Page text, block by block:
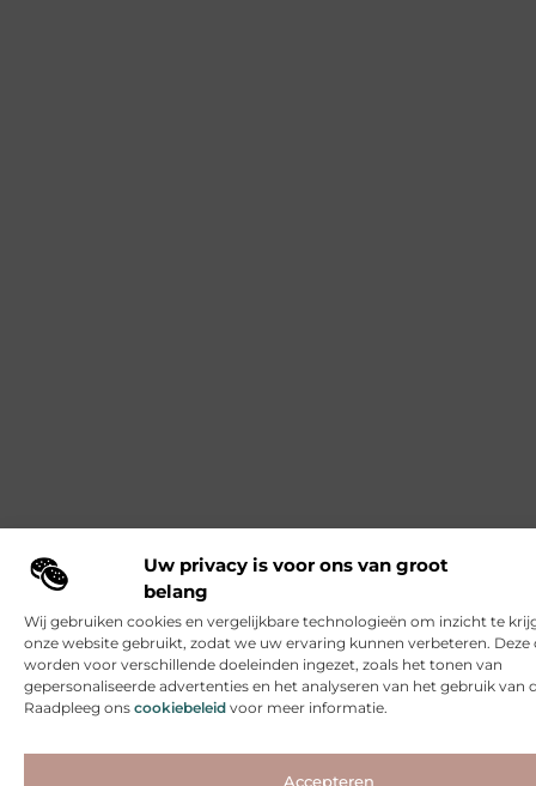
Uw privacy is voor ons van groot
belang
Wij gebruiken cookies en vergelijkbare technologieën om inzicht te
onze website gebruikt, zodat we uw ervaring kunnen verbeteren. Deze
worden voor verschillende doeleinden ingezet, zoals het tonen van
gepersonaliseerde advertenties en het analyseren van het gebruik van
Raadpleeg ons cookiebeleid voor meer informatie.
Accepteren